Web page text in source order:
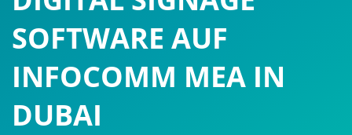
SOFTWARE AUF
INFOCOMM MEA IN
DUBAI